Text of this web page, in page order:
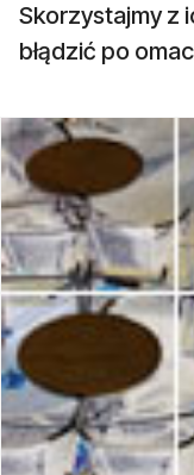
Skorzystajmy z
błądzić po